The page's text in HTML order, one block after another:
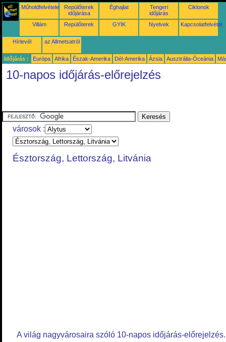
Műholdfelvételek
Repülőterek
időjárása
Éghajlat
Tengeri
időjárás
Ciklonok
Villám Repülőterek GYIK Nyelvek Kapcsolatfelvétel
Hírlevél az Allmetsatról
Időjárás : Európa Afrika Észak-Amerika Dél-Amerika Ázsia Ausztrália-Óceánia
10-napos időjárás-előrejelzés
városok :
Észtország, Lettország, Litvánia
A világ nagyvárosaira szóló 10-napos időjárás-előrejelzés.